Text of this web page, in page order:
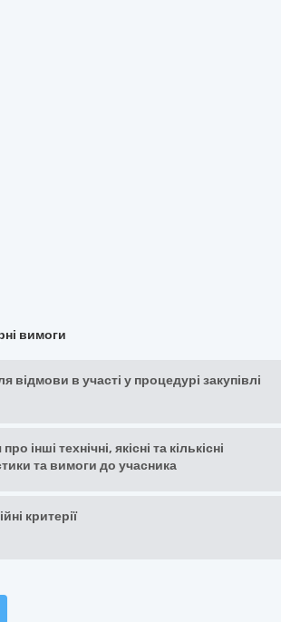
вимоги
відмови в участі у процедурі закупівлі
інші технічні, якісні та кількісні
та вимоги до учасника
критерії